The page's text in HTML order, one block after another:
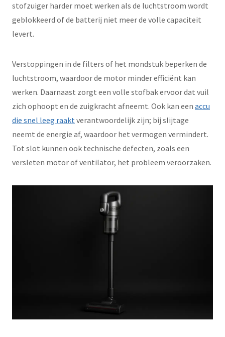
stofzuiger harder moet werken als de luchtstroom wordt
geblokkeerd of de batterij niet meer de volle capaciteit
levert.
Verstoppingen in de filters of het mondstuk beperken de
luchtstroom, waardoor de motor minder efficiënt kan
werken. Daarnaast zorgt een volle stofbak ervoor dat vuil
zich ophoopt en de zuigkracht afneemt. Ook kan een accu
die snel leeg raaktverantwoordelijk zijn; bij slijtage
neemt de energie af, waardoor het vermogen vermindert.
Tot slot kunnen ook technische defecten, zoals een
versleten motor of ventilator, het probleem veroorzaken.